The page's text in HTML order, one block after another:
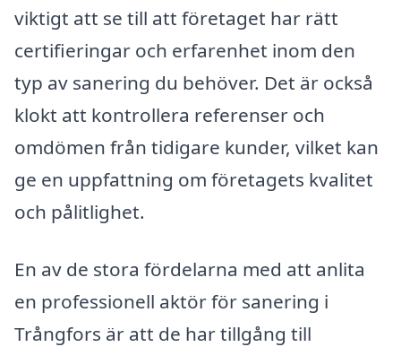
viktigt att se till att företaget har rätt
certifieringar och erfarenhet inom den
typ av sanering du behöver. Det är också
klokt att kontrollera referenser och
omdömen från tidigare kunder, vilket kan
ge en uppfattning om företagets kvalitet
och pålitlighet.
En av de stora fördelarna med att anlita
en professionell aktör för sanering i
Trångfors är att de har tillgång till